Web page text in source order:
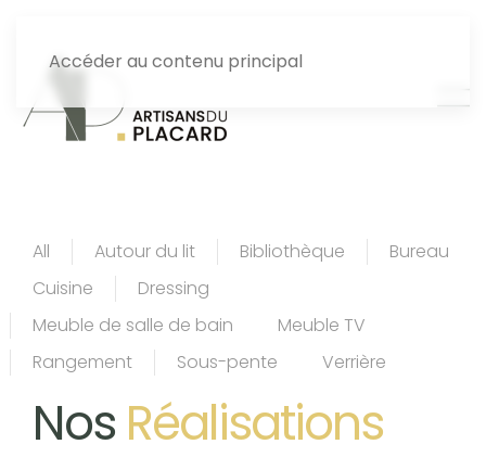
Accéder au contenu principal
All Autour du lit Bibliothèque
Bureau
Cuisine
Dressing
Meuble de salle de bain
Meuble TV
Rangement
Sous-pente Verrière
Nos Réalisations